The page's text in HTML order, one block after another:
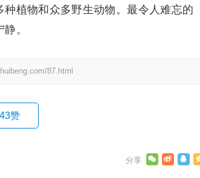
植物和众多野生动物。最令人难忘的
。
87.html
赞